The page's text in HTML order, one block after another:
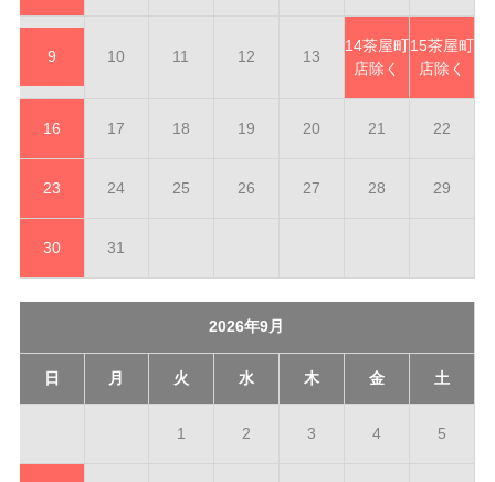
9 10 11 12 13
14茶屋町
店除く
15茶屋町
店除く
16 17 18 19 20 21 22
23 24 25 26 27 28 29
30 31
2026年9月
日 月 火 水 木 金 土
1 2 3 4 5